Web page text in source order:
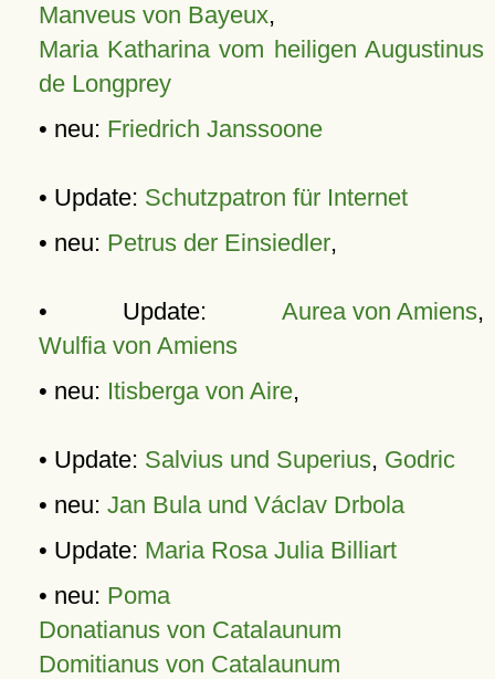
Manveus von Bayeux,
Maria Katharina vom heiligen Augustinus
de Longprey
• neu: Friedrich Janssoone
• Update: Schutzpatron für Internet
• neu: Petrus der Einsiedler,
• Update: Aurea von Amiens,
Wulfia von Amiens
• neu: Itisberga von Aire,
• Update: Salvius und Superius, Godric
• neu: Jan Bula und Václav Drbola
• Update: Maria Rosa Julia Billiart
• neu: Poma
Donatianus von Catalaunum
Domitianus von Catalaunum